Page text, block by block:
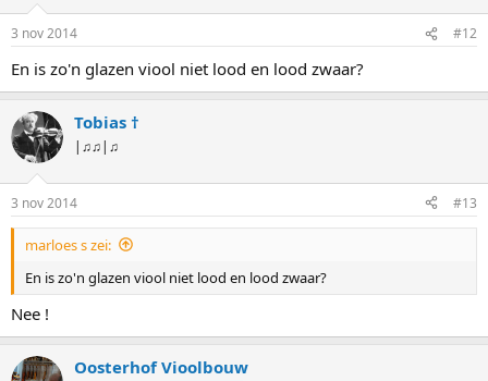
n
e
n
3 nov 2014 #12
En is zo'n glazen viool niet lood en lood zwaar?
Tobias †
|♫♫|♫
3 nov 2014 #13
marloes s zei:
En is zo'n glazen viool niet lood en lood zwaar?
Nee !
Oosterhof Vioolbouw